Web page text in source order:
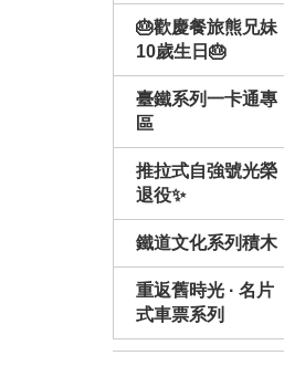
🎂歡慶餐旅熊兄妹
10歲生日🎂
臺鐵系列一卡通專
區
推拉式自強號光榮
退役✨
鐵道文化系列積木
重返舊時光 · 名片
式車票系列